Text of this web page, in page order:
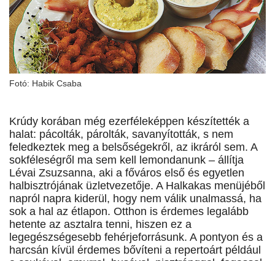
Fotó: Habik Csaba
Krúdy korában még ezerféleképpen készítették a
halat: pácolták, párolták, savanyították, s nem
feledkeztek meg a belsőségekről, az ikráról sem. A
sokféleségről ma sem kell lemondanunk – állítja
Lévai Zsuzsanna, aki a főváros első és egyetlen
halbisztrójának üzletvezetője. A Halkakas menüjéből
napról napra kiderül, hogy nem válik unalmassá, ha
sok a hal az étlapon. Otthon is érdemes legalább
hetente az asztalra tenni, hiszen ez a
legegészségesebb fehérjeforrásunk. A pontyon és a
harcsán kívül érdemes bővíteni a repertoárt például